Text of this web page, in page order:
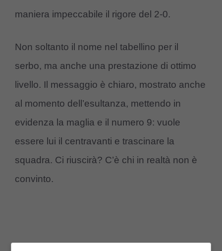
maniera impeccabile il rigore del 2-0.
Non soltanto il nome nel tabellino per il
serbo, ma anche una prestazione di ottimo
livello. Il messaggio è chiaro, mostrato anche
al momento dell’esultanza, mettendo in
evidenza la maglia e il numero 9: vuole
essere lui il centravanti e trascinare la
squadra. Ci riuscirà? C’è chi in realtà non è
convinto.